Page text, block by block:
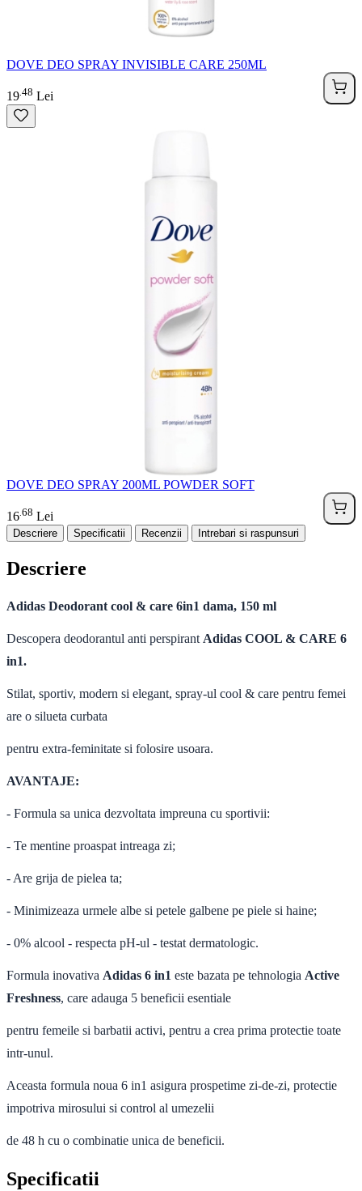
DOVE DEO SPRAY INVISIBLE CARE 250ML
19 48 Lei
DOVE DEO SPRAY 200ML POWDER SOFT
16 68 Lei
Descriere Specificatii Recenzii Intrebari si raspunsuri
Descriere
Adidas Deodorant cool & care 6in1 dama, 150 ml
Descopera deodorantul anti perspirantAdidas COOL & CARE 6
in1.
Stilat, sportiv, modern si elegant, spray-ul cool & care pentru femei
are o silueta curbata
pentru extra-feminitate si folosire usoara.
AVANTAJE:
- Formula sa unica dezvoltata impreuna cu sportivii:
- Te mentine proaspat intreaga zi;
- Are grija de pielea ta;
- Minimizeaza urmele albe si petele galbene pe piele si haine;
- 0% alcool - respecta pH-ul - testat dermatologic.
Formula inovativa Adidas 6 in1 este bazata pe tehnologia Active
Freshness, care adauga 5 beneficii esentiale
pentru femeile si barbatii activi, pentru a crea prima protectie toate
intr-unul.
Aceasta formula noua 6 in1 asigura prospetime zi-de-zi, protectie
impotriva mirosului si control al umezelii
de 48 h cu o combinatie unica de beneficii.
Specificatii